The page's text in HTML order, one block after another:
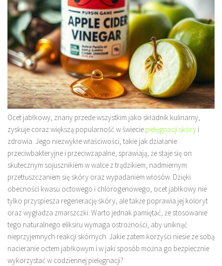
Ocet jabłkowy, znany przede wszystkim jako składnik kulinarny,
zyskuje coraz większą popularność w świecie pielęgnacji skóry i
zdrowia. Jego niezwykłe właściwości, takie jak działanie
przeciwbakteryjne i przeciwzapalne, sprawiają, że staje się on
skutecznym sojusznikiem w walce z trądzikiem, nadmiernym
przetłuszczaniem się skóry oraz wypadaniem włosów. Dzięki
obecności kwasu octowego i chlorogenowego, ocet jabłkowy nie
tylko przyspiesza regenerację skóry, ale także poprawia jej koloryt
oraz wygładza zmarszczki. Warto jednak pamiętać, że stosowanie
tego naturalnego eliksiru wymaga ostrożności, aby uniknąć
nieprzyjemnych reakcji skórnych. Jakie zatem korzyści niesie ze sobą
nacieranie octem jabłkowym i w jaki sposób można go bezpiecznie
wykorzystać w codziennej pielęgnacji?